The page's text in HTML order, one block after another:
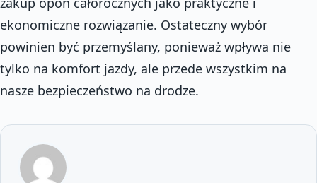
ekonomiczne rozwiązanie. Ostateczny wybór
powinien być przemyślany, ponieważ wpływa nie
tylko na komfort jazdy, ale przede wszystkim na
nasze bezpieczeństwo na drodze.